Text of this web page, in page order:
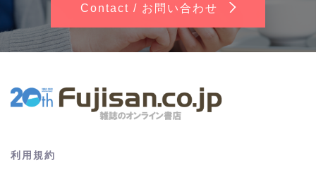
Contact / お問い合わせ
利用規約